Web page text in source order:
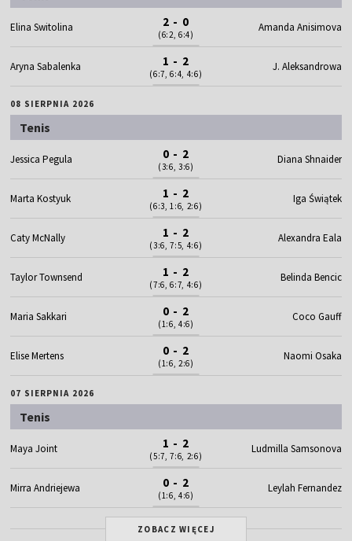
Elina Switolina 2 - 0
(6:2, 6:4)
Amanda Anisimova
Aryna Sabalenka 1 - 2
(6:7, 6:4, 4:6)
J. Aleksandrowa
08 SIERPNIA 2026
Tenis
Jessica Pegula 0 - 2
(3:6, 3:6)
Diana Shnaider
Marta Kostyuk 1 - 2
(6:3, 1:6, 2:6)
Iga Świątek
Caty McNally 1 - 2
(3:6, 7:5, 4:6)
Alexandra Eala
Taylor Townsend 1 - 2
(7:6, 6:7, 4:6)
Belinda Bencic
Maria Sakkari 0 - 2
(1:6, 4:6)
Coco Gauff
Elise Mertens 0 - 2
(1:6, 2:6)
Naomi Osaka
07 SIERPNIA 2026
Tenis
Maya Joint 1 - 2
(5:7, 7:6, 2:6)
Ludmilla Samsonova
Mirra Andriejewa 0 - 2
(1:6, 4:6)
Leylah Fernandez
ZOBACZ WIĘCEJ